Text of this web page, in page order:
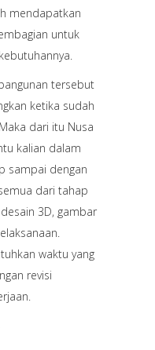
mendapatkan
untuk
tersebut
ketika sudah
dari itu Nusa
kalian dalam
sampai dengan
dari tahap
3D, gambar
waktu yang
revisi